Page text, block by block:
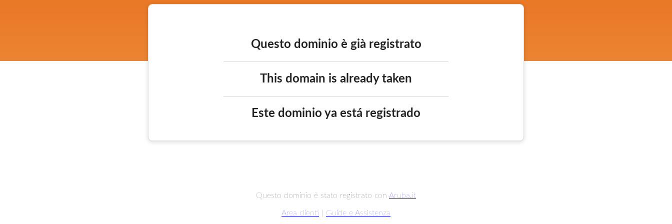
Questo dominio è già registrato
This domain is already taken
Este dominio ya está registrado
Questo dominio è stato registrato con Aruba.it
Area clienti Guide e Assistenza